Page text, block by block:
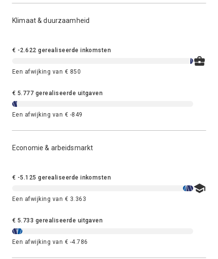
Klimaat & duurzaamheid
€ -2.622 gerealiseerde inkomsten
Een afwijking van € 850
€ 5.777 gerealiseerde uitgaven
Een afwijking van € -849
Economie & arbeidsmarkt
€ -5.125 gerealiseerde inkomsten
Een afwijking van € 3.363
€ 5.733 gerealiseerde uitgaven
Een afwijking van € -4.786